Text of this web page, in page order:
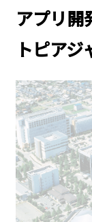
アプリ開
トピアジ